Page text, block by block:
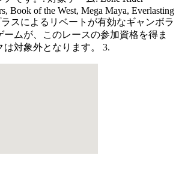
Book of the West, Mega Maya, Everlasting
スによるリベートが有効なギャンボラ
ームが、このレースの参加資格を得ま
対象外となります。 3.